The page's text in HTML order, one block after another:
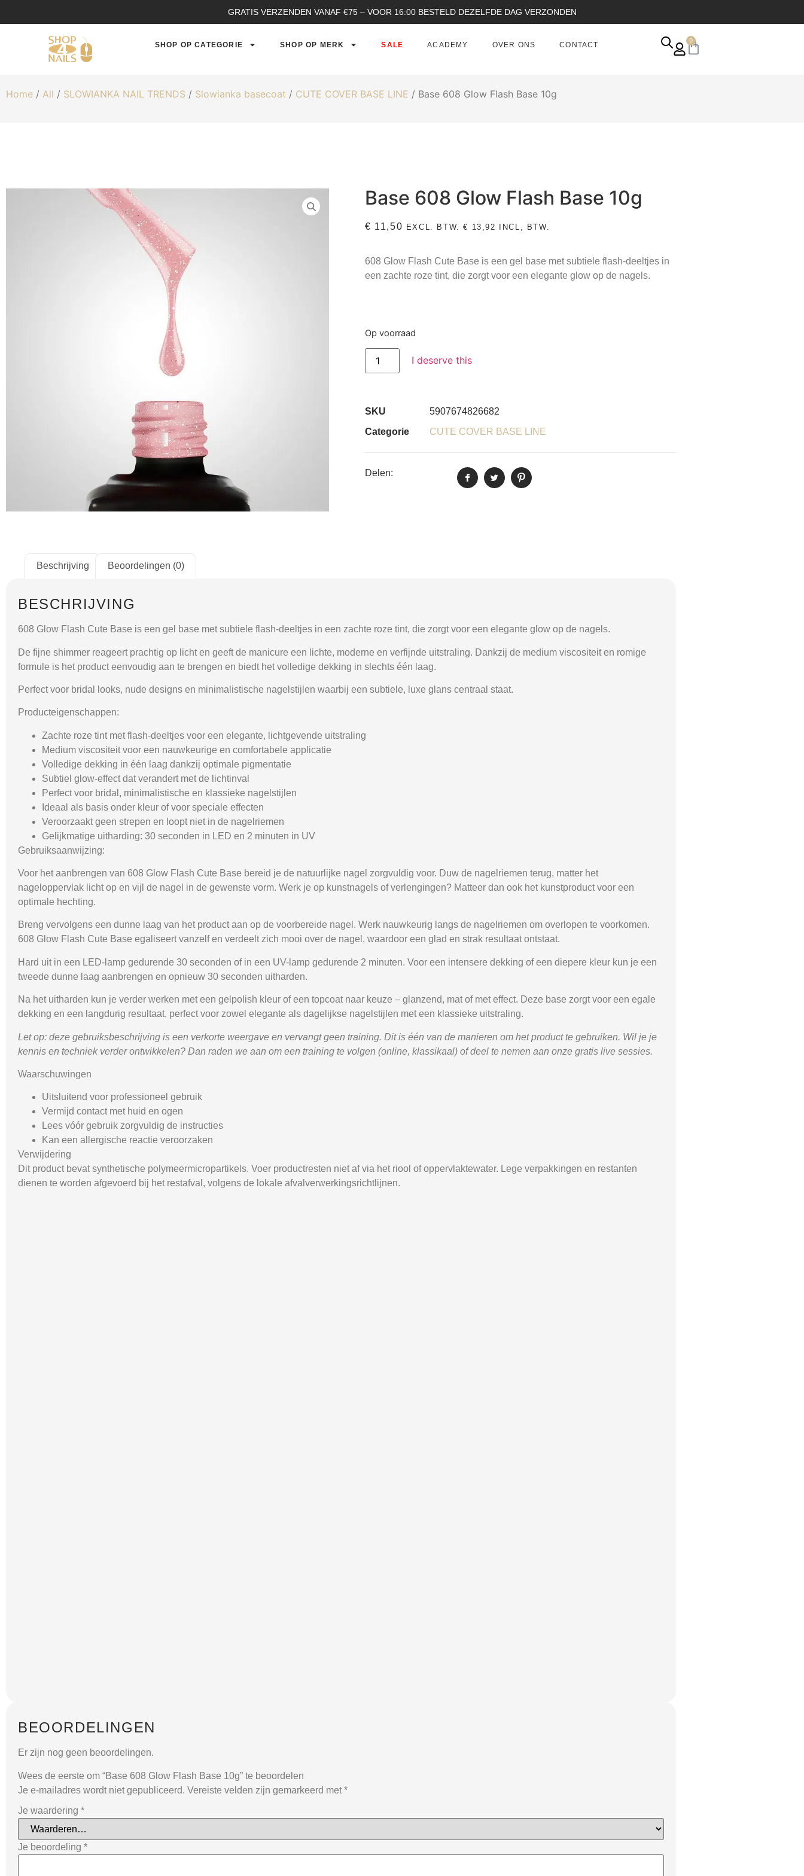
GRATIS VERZENDEN VANAF €75 – VOOR 16:00 BESTELD DEZELFDE DAG VERZONDEN
SHOP OP CATEGORIE SHOP OP MERK SALE ACADEMY OVER ONS CONTACT
0
Home / All / SLOWIANKA NAIL TRENDS / Slowianka basecoat / CUTE COVER BASE LINE / Base 608 Glow Flash Base 10g
Base 608 Glow Flash Base 10g
€ 11,50 EXCL. BTW.€ 13,92 INCL, BTW.
608 Glow Flash Cute Base is een gel base met subtiele flash-deeltjes in
een zachte roze tint, die zorgt voor een elegante glow op de nagels.
Op voorraad
I deserve this
SKU
5907674826682
Categorie
CUTE COVER BASE LINE
Delen:
Beschrijving Beoordelingen (0)
BESCHRIJVING
608 Glow Flash Cute Base is een gel base met subtiele flash-deeltjes in een zachte roze tint, die zorgt voor een elegante glow op de nagels.
De fijne shimmer reageert prachtig op licht en geeft de manicure een lichte, moderne en verfijnde uitstraling. Dankzij de medium viscositeit en romige
formule is het product eenvoudig aan te brengen en biedt het volledige dekking in slechts één laag.
Perfect voor bridal looks, nude designs en minimalistische nagelstijlen waarbij een subtiele, luxe glans centraal staat.
Producteigenschappen:
Zachte roze tint met flash-deeltjes voor een elegante, lichtgevende uitstraling
Medium viscositeit voor een nauwkeurige en comfortabele applicatie
Volledige dekking in één laag dankzij optimale pigmentatie
Subtiel glow-effect dat verandert met de lichtinval
Perfect voor bridal, minimalistische en klassieke nagelstijlen
Ideaal als basis onder kleur of voor speciale effecten
Veroorzaakt geen strepen en loopt niet in de nagelriemen
Gelijkmatige uitharding: 30 seconden in LED en 2 minuten in UV
Gebruiksaanwijzing:
Voor het aanbrengen van 608 Glow Flash Cute Base bereid je de natuurlijke nagel zorgvuldig voor. Duw de nagelriemen terug, matter het
nageloppervlak licht op en vijl de nagel in de gewenste vorm. Werk je op kunstnagels of verlengingen? Matteer dan ook het kunstproduct voor een
optimale hechting.
Breng vervolgens een dunne laag van het product aan op de voorbereide nagel. Werk nauwkeurig langs de nagelriemen om overlopen te voorkomen.
608 Glow Flash Cute Base egaliseert vanzelf en verdeelt zich mooi over de nagel, waardoor een glad en strak resultaat ontstaat.
Hard uit in een LED-lamp gedurende 30 seconden of in een UV-lamp gedurende 2 minuten. Voor een intensere dekking of een diepere kleur kun je een
tweede dunne laag aanbrengen en opnieuw 30 seconden uitharden.
Na het uitharden kun je verder werken met een gelpolish kleur of een topcoat naar keuze – glanzend, mat of met effect. Deze base zorgt voor een egale
dekking en een langdurig resultaat, perfect voor zowel elegante als dagelijkse nagelstijlen met een klassieke uitstraling.
Let op: deze gebruiksbeschrijving is een verkorte weergave en vervangt geen training. Dit is één van de manieren om het product te gebruiken. Wil je je
kennis en techniek verder ontwikkelen? Dan raden we aan om een training te volgen (online, klassikaal) of deel te nemen aan onze gratis live sessies.
Waarschuwingen
Uitsluitend voor professioneel gebruik
Vermijd contact met huid en ogen
Lees vóór gebruik zorgvuldig de instructies
Kan een allergische reactie veroorzaken
Verwijdering
Dit product bevat synthetische polymeermicropartikels. Voer productresten niet af via het riool of oppervlaktewater. Lege verpakkingen en restanten
dienen te worden afgevoerd bij het restafval, volgens de lokale afvalverwerkingsrichtlijnen.
BEOORDELINGEN
Er zijn nog geen beoordelingen.
Wees de eerste om “Base 608 Glow Flash Base 10g” te beoordelen
Je e-mailadres wordt niet gepubliceerd. Vereiste velden zijn gemarkeerd met *
Je waardering *
Je beoordeling *